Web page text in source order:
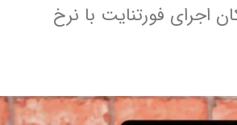
از فردا امکان اجرای فورتنایت با نرخ